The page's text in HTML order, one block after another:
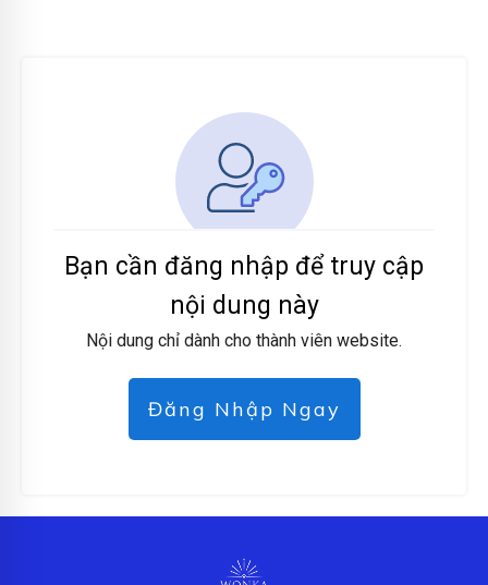
Bạn cần đăng nhập để truy cập
nội dung này
Nội dung chỉ dành cho thành viên website.
Đăng Nhập Ngay